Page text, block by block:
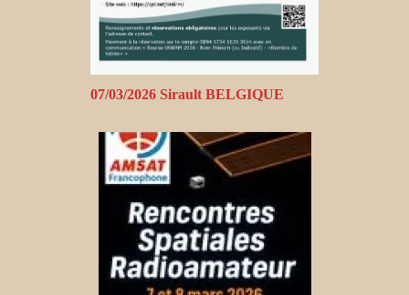
07/03/2026 Sirault BELGIQUE